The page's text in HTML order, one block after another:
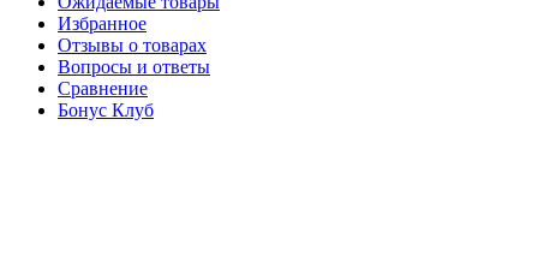
Избранное
Отзывы о товарах
Вопросы и ответы
Сравнение
Бонус Клуб